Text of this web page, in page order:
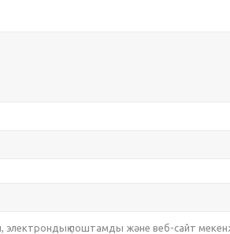
электрондық поштамды және веб-сайт